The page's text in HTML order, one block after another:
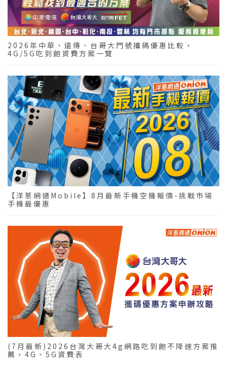
2026年中華、遠傳、台哥大門號攜碼優惠比較，
4G/5G吃到飽資費方案一覽
【洋蔥網通Mobile】8月最新手機空機報價-挑戰市場
手機最優惠
(7月最新)2026台灣大哥大4g網路吃到飽不降速方案推
薦，4G、5G資費表